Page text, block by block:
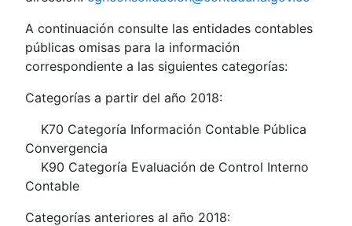
A continuación consulte las entidades contables
públicas omisas para la información
correspondiente a las siguientes categorías:
Categorías a partir del año 2018:
K70 Categoría Información Contable Pública
Convergencia
K90 Categoría Evaluación de Control Interno
Contable
Categorías anteriores al año 2018: